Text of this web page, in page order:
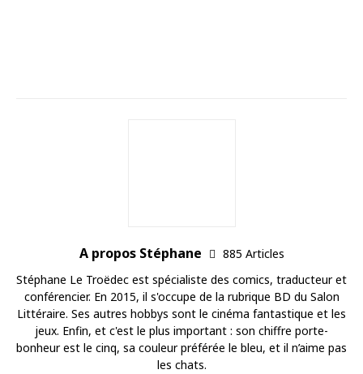
A propos Stéphane
885 Articles
Stéphane Le Troëdec est spécialiste des comics, traducteur et
conférencier. En 2015, il s'occupe de la rubrique BD du Salon
Littéraire. Ses autres hobbys sont le cinéma fantastique et les
jeux. Enfin, et c'est le plus important : son chiffre porte-
bonheur est le cinq, sa couleur préférée le bleu, et il n’aime pas
les chats.